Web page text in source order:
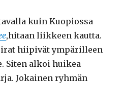
kuin Kuopiossa
,hitaan liikkeen kautta.
hiipivät ympärilleen
Siten alkoi huikea
Jokainen ryhmän